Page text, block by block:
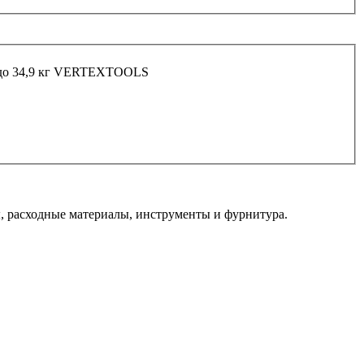
34,9 кг VERTEXTOOLS
материалы, инструменты и фурнитура.